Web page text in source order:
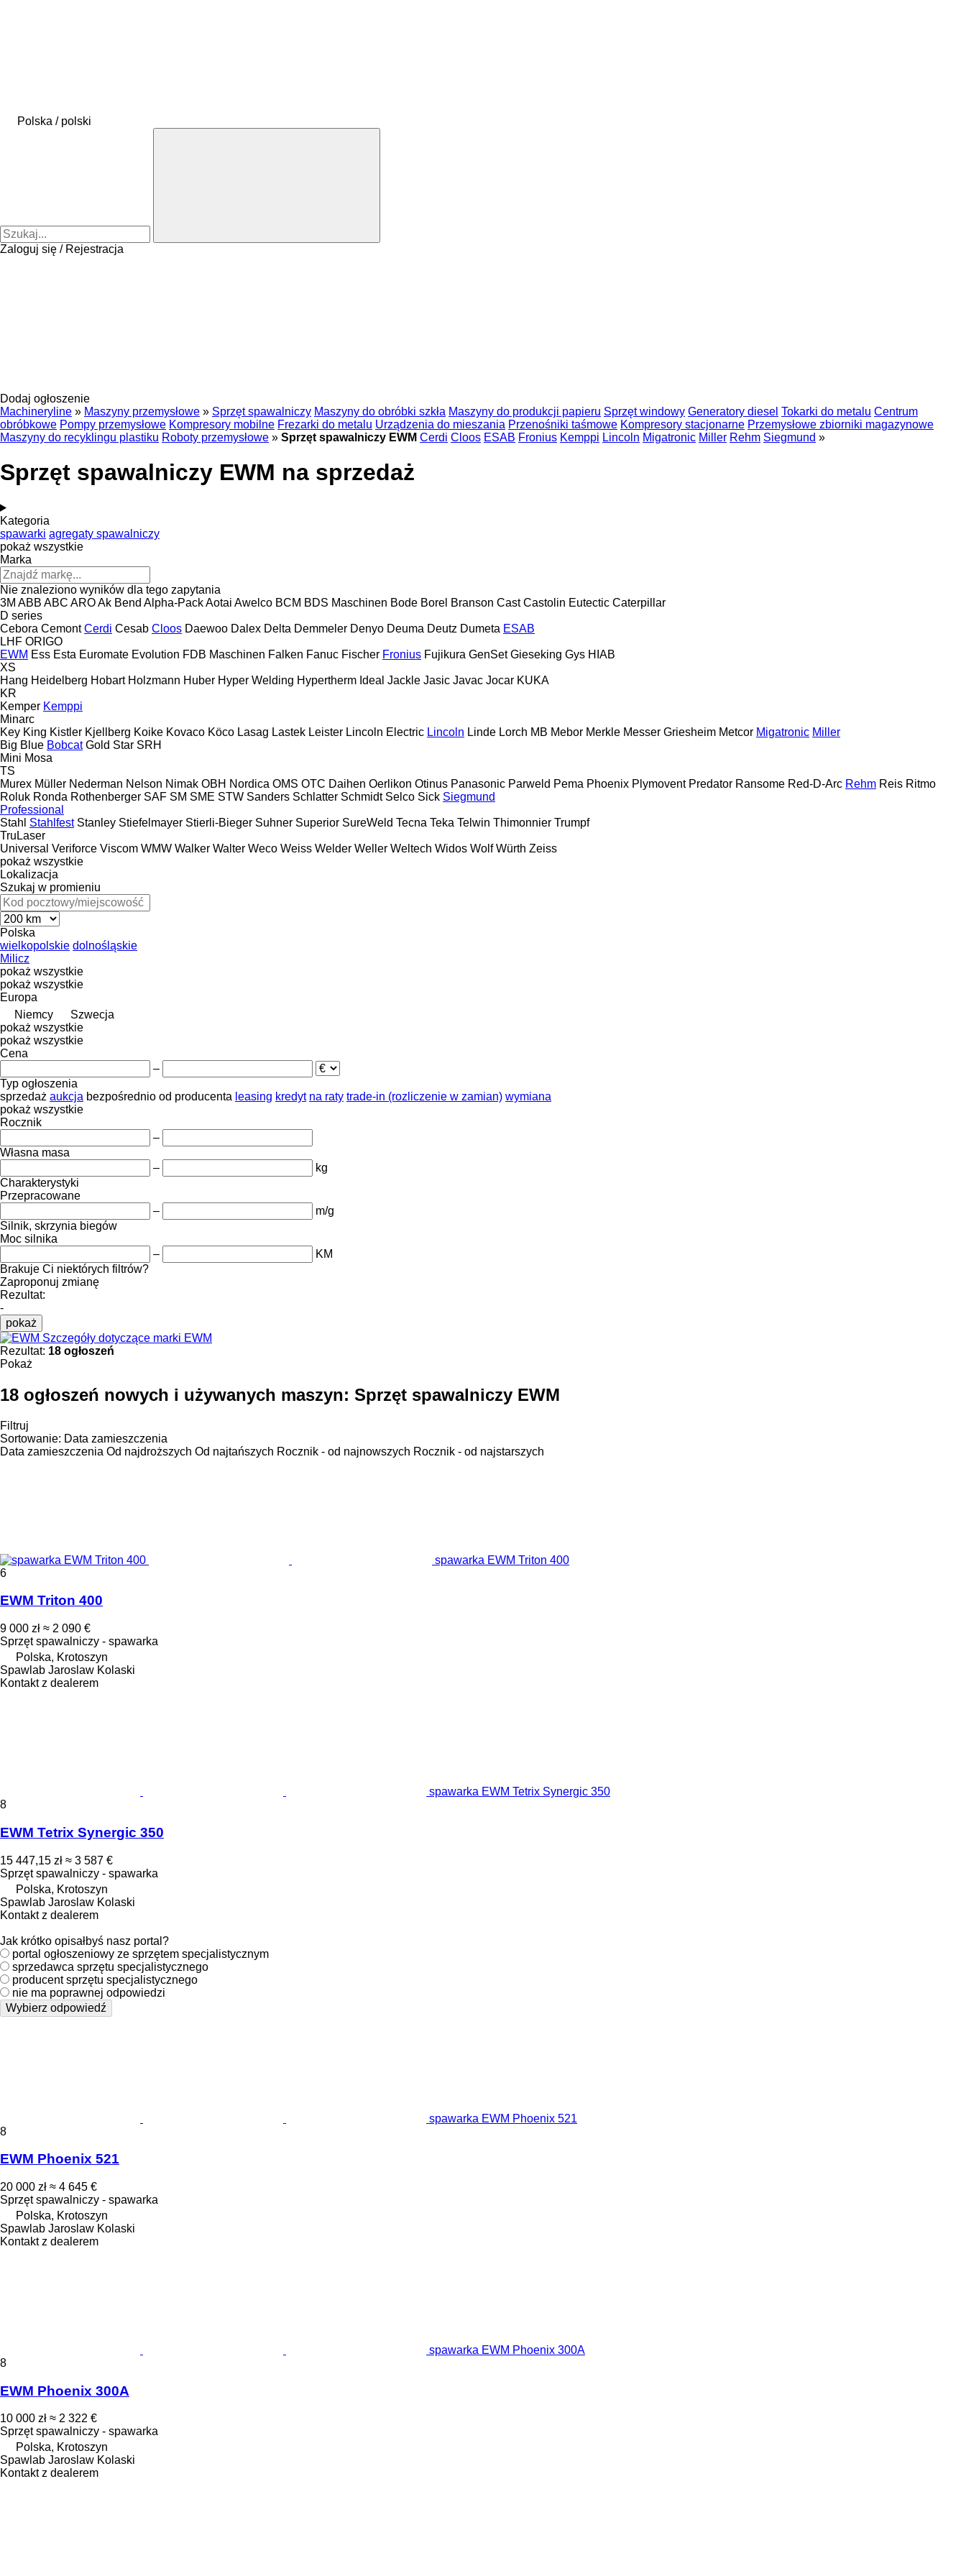
Polska / polski
Zaloguj się / Rejestracja
Dodaj ogłoszenie
Machineryline » Maszyny przemysłowe » Sprzęt spawalniczy Maszyny do obróbki szkła Maszyny do produkcji papieru Sprzęt windowy Generatory diesel Tokarki do metalu Centrum
obróbkowe Pompy przemysłowe Kompresory mobilne Frezarki do metalu Urządzenia do mieszania Przenośniki taśmowe Kompresory stacjonarne Przemysłowe zbiorniki magazynowe
Maszyny do recyklingu plastiku Roboty przemysłowe » Sprzęt spawalniczy EWM Cerdi Cloos ESAB Fronius Kemppi Lincoln Migatronic Miller Rehm Siegmund »
Sprzęt spawalniczy EWM na sprzedaż
Kategoria
spawarki agregaty spawalniczy
pokaż wszystkie
Marka
Nie znaleziono wyników dla tego zapytania
3M ABB ABC AROAk Bend Alpha-PackAotai Awelco BCM BDS Maschinen Bode Borel Branson Cast Castolin Eutectic Caterpillar
D series
Cebora Cemont Cerdi Cesab Cloos Daewoo Dalex Delta Demmeler Denyo Deuma Deutz Dumeta ESAB
LHF ORIGO
EWM Ess Esta Euromate Evolution FDB Maschinen Falken Fanuc Fischer Fronius Fujikura GenSet Gieseking Gys HIAB
XS
Hang Heidelberg Hobart Holzmann Huber Hyper Welding Hypertherm Ideal Jackle Jasic Javac Jocar KUKA
KR
Kemper Kemppi
Minarc
Key King Kistler Kjellberg Koike Kovaco Köco Lasag Lastek Leister Lincoln Electric Lincoln Linde Lorch MB Mebor Merkle Messer Griesheim Metcor Migatronic Miller
Big Blue Bobcat Gold Star SRH
Mini Mosa
TS
Murex Müller Nederman Nelson Nimak OBH Nordica OMS OTC Daihen Oerlikon Otinus Panasonic Parweld Pema Phoenix Plymovent Predator Ransome Red-D-Arc Rehm Reis Ritmo
Roluk Ronda Rothenberger SAF SM SME STW Sanders Schlatter Schmidt Selco Sick Siegmund
Professional
Stahl Stahlfest Stanley Stiefelmayer Stierli-Bieger Suhner Superior SureWeld Tecna Teka Telwin Thimonnier Trumpf
TruLaser
Universal Veriforce Viscom WMW Walker Walter Weco Weiss Welder Weller Weltech Widos Wolf Würth Zeiss
pokaż wszystkie
Lokalizacja
Szukaj w promieniu
Polska
wielkopolskie dolnośląskie
Milicz
pokaż wszystkie
pokaż wszystkie
Europa
Niemcy
Szwecja
pokaż wszystkie
pokaż wszystkie
Cena
–
Typ ogłoszenia
sprzedaż aukcja bezpośrednio od producenta leasing kredyt na raty trade-in (rozliczenie w zamian) wymiana
pokaż wszystkie
Rocznik
–
Własna masa
–
kg
Charakterystyki
Przepracowane
–
m/g
Silnik, skrzynia biegów
Moc silnika
–
KM
Brakuje Ci niektórych filtrów?
Zaproponuj zmianę
Rezultat:
-
pokaż
Szczegóły dotyczące marki EWM
Rezultat: 18 ogłoszeń
Pokaż
18 ogłoszeń nowych i używanych maszyn: Sprzęt spawalniczy EWM
Filtruj
Sortowanie: Data zamieszczenia
Data zamieszczenia Od najdroższych Od najtańszych Rocznik - od najnowszych Rocznik - od najstarszych
spawarka EWM Triton 400
6
EWM Triton 400
9 000 zł ≈ 2 090 €
Sprzęt spawalniczy - spawarka
Polska, Krotoszyn
Spawlab Jaroslaw Kolaski
Kontakt z dealerem
spawarka EWM Tetrix Synergic 350
8
EWM Tetrix Synergic 350
15 447,15 zł ≈ 3 587 €
Sprzęt spawalniczy - spawarka
Polska, Krotoszyn
Spawlab Jaroslaw Kolaski
Kontakt z dealerem
Jak krótko opisałbyś nasz portal?
portal ogłoszeniowy ze sprzętem specjalistycznym
sprzedawca sprzętu specjalistycznego
producent sprzętu specjalistycznego
nie ma poprawnej odpowiedzi
Wybierz odpowiedź
spawarka EWM Phoenix 521
8
EWM Phoenix 521
20 000 zł ≈ 4 645 €
Sprzęt spawalniczy - spawarka
Polska, Krotoszyn
Spawlab Jaroslaw Kolaski
Kontakt z dealerem
spawarka EWM Phoenix 300A
8
EWM Phoenix 300A
10 000 zł ≈ 2 322 €
Sprzęt spawalniczy - spawarka
Polska, Krotoszyn
Spawlab Jaroslaw Kolaski
Kontakt z dealerem